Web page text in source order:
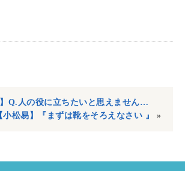
】Q.人の役に立ちたいと思えません…
小松易】『まずは靴をそろえなさい 』
»